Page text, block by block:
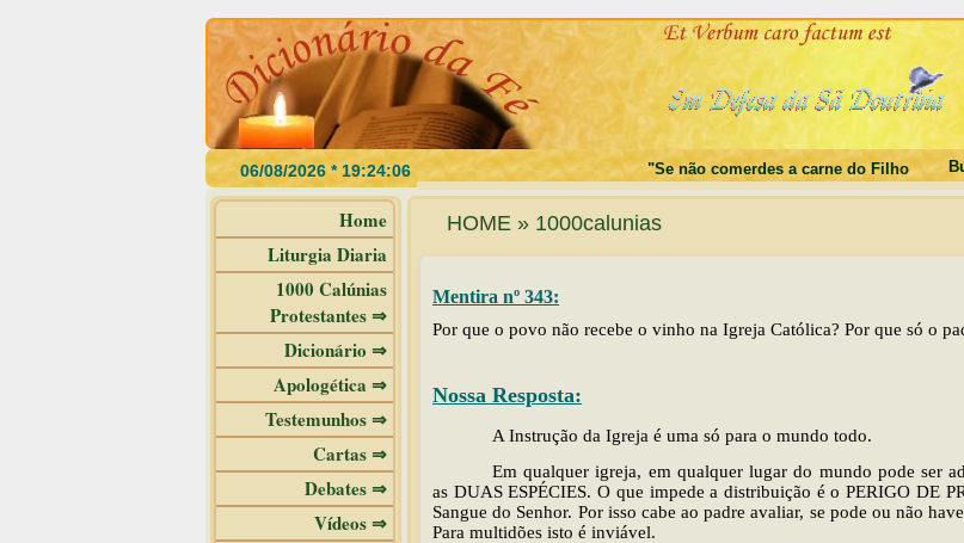
"Se não comerdes a carne do Filho do
Home
Liturgia Diaria
1000 Calúnias
Protestantes ⇒
Dicionário ⇒
Apologética ⇒
Testemunhos ⇒
Cartas ⇒
Debates ⇒
Vídeos ⇒
HOME » 1000calunias
Mentira nº 343:
Por que o povo não recebe o vinho na Igreja Católica? Por que só o
Nossa Resposta:
A Instrução da Igreja é uma só para o mundo todo.
Em qualquer igreja, em qualquer lugar do mundo pode ser
as DUAS ESPÉCIES. O que impede a distribuição é o PERIGO DE
Sangue do Senhor. Por isso cabe ao padre avaliar, se pode ou não
Para multidões isto é inviável.